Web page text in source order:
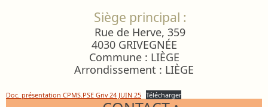
Siège principal :
Rue de Herve, 359
4030 GRIVEGNÉE
Commune : LIÈGE
Arrondissement : LIÈGE
Doc. présentation CPMS.PSE Griv 24 JUIN 25 Télécharger